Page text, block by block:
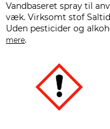
Vandbaseret spray til
væk. Virksomt stof
Uden pesticider og
mere.